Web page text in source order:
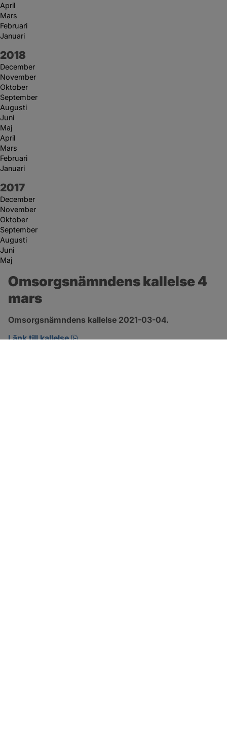
April
Mars
Februari
Januari
År:
2018
December
November
Oktober
September
Augusti
Juni
Maj
April
Mars
Februari
Januari
År:
2017
December
November
Oktober
September
Augusti
Juni
Maj
Omsorgsnämndens kallelse 4
mars
Omsorgsnämndens kallelse 2021-03-04.
Länk till kallelse
pdf, 132.9 kB, öppnas i nytt fönster.